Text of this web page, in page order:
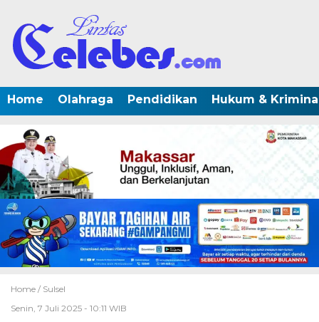
Home Olahraga Pendidikan Hukum &
Home / Sulsel
Senin, 7 Juli 2025 - 10:11 WIB